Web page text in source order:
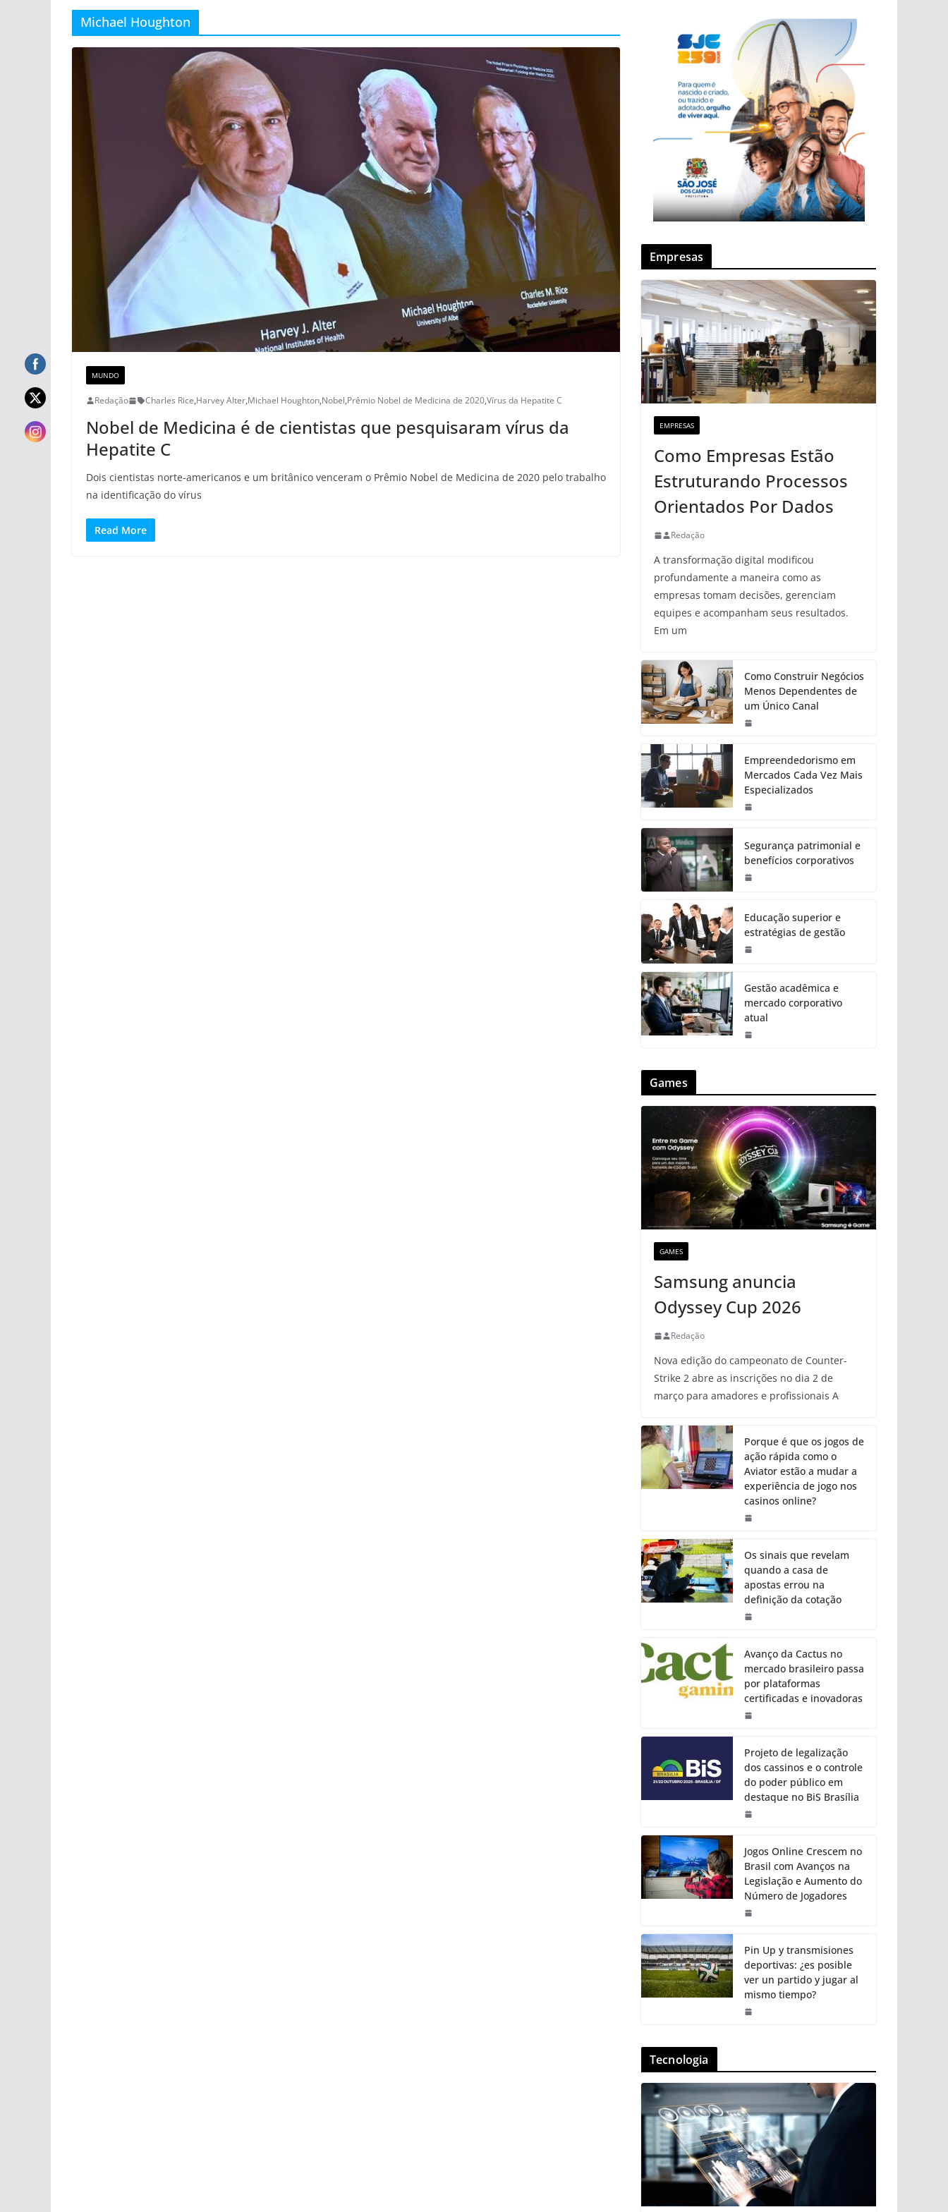
Michael Houghton
MUNDO
Redação Charles Rice,Harvey Alter,Michael Houghton,Nobel,Prêmio Nobel de Medicina de 2020,Vírus da Hepatite C
Nobel de Medicina é de cientistas que pesquisaram vírus da
Hepatite C
Dois cientistas norte-americanos e um britânico venceram o Prêmio Nobel de Medicina de 2020 pelo trabalho
na identificação do vírus
Read More
Empresas
EMPRESAS
Como Empresas Estão
Estruturando Processos
Orientados Por Dados
Redação
A transformação digital modificou
profundamente a maneira como as
empresas tomam decisões, gerenciam
equipes e acompanham seus resultados.
Em um
Como Construir Negócios
Menos Dependentes de
um Único Canal
Empreendedorismo em
Mercados Cada Vez Mais
Especializados
Segurança patrimonial e
benefícios corporativos
Educação superior e
estratégias de gestão
Gestão acadêmica e
mercado corporativo
atual
Games
GAMES
Samsung anuncia
Odyssey Cup 2026
Redação
Nova edição do campeonato de Counter-
Strike 2 abre as inscrições no dia 2 de
março para amadores e profissionais A
Porque é que os jogos de
ação rápida como o
Aviator estão a mudar a
experiência de jogo nos
casinos online?
Os sinais que revelam
quando a casa de
apostas errou na
definição da cotação
Avanço da Cactus no
mercado brasileiro passa
por plataformas
certificadas e inovadoras
Projeto de legalização
dos cassinos e o controle
do poder público em
destaque no BiS Brasília
Jogos Online Crescem no
Brasil com Avanços na
Legislação e Aumento do
Número de Jogadores
Pin Up y transmisiones
deportivas: ¿es posible
ver un partido y jugar al
mismo tiempo?
Tecnologia